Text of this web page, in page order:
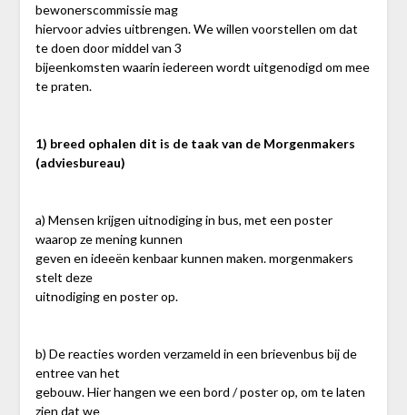
bewonerscommissie mag
hiervoor advies uitbrengen. We willen voorstellen om dat
te doen door middel van 3
bijeenkomsten waarin iedereen wordt uitgenodigd om mee
te praten.
1) breed ophalen dit is de taak van de Morgenmakers
(adviesbureau)
a) Mensen krijgen uitnodiging in bus, met een poster
waarop ze mening kunnen
geven en ideeën kenbaar kunnen maken. morgenmakers
stelt deze
uitnodiging en poster op.
b) De reacties worden verzameld in een brievenbus bij de
entree van het
gebouw. Hier hangen we een bord / poster op, om te laten
zien dat we